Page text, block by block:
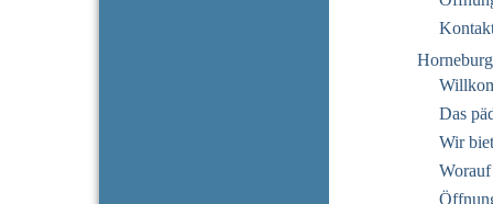
Das
Wir